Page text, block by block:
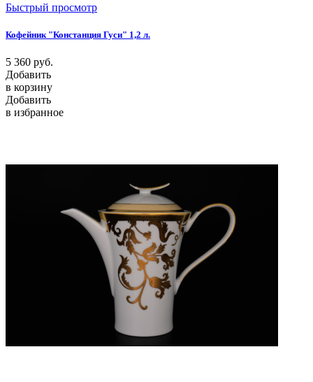
Быстрый просмотр
Кофейник "Констанция Гуси" 1,2 л.
5 360 руб.
Добавить
в корзину
Добавить
в избранное